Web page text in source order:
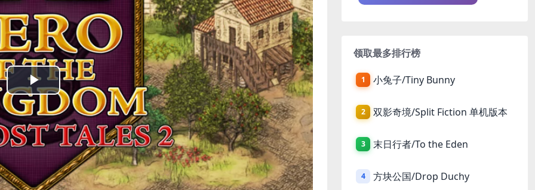
Play
Video
领取最多排行榜
1 小兔子/Tiny Bunny
2 双影奇境/Split Fiction 单机版本
3 末日行者/To the Eden
4 方块公国/Drop Duchy